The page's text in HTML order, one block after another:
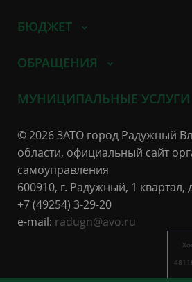
БЮДЖЕТ
ОБРАЩЕНИЯ
МУНИЦИПАЛЬНЫЕ УСЛУГИ
© 2026 ЗАТО город Радужный
области, официальный сайт
самоуправления
600910, г. Радужный, 1 квартал,
+7 (49254) 3-29-20
e-mail: radugn@avo.ru